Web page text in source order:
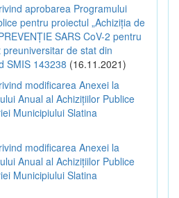
aprobarea Programului
pentru proiectul „Achiziția de
SARS CoV-2 pentru
de stat din
SMIS 143238 (16.11.2021)
modificarea Anexei la
Anual al Achizițiilor Publice
Municipiului Slatina
modificarea Anexei la
Anual al Achizițiilor Publice
Municipiului Slatina